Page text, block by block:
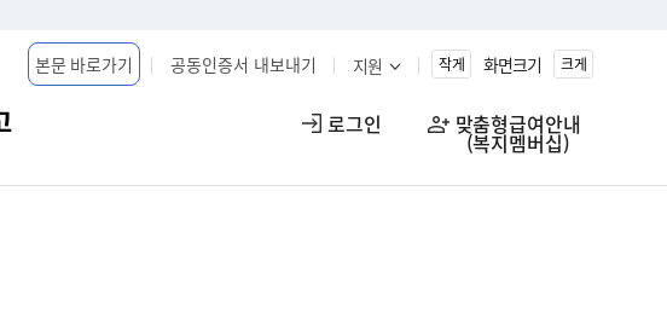
본문 바로가기 공동인증서 내보내기 지원 작게 화면크기 크게
로그인 맞춤형급여안내
(복지멤버십)